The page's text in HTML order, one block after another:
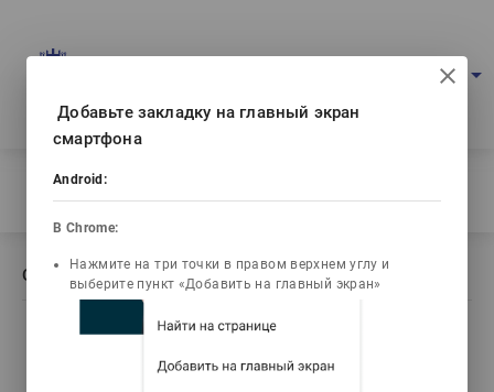
Рус arrow_drop_down
Главная
/
Описание книги Основы теории изучаемого языка
Описание книги Основы теории изучаемого языка
library_books video_library
Добавьте закладку на главный экран
смартфона
Android:
В Chrome:
Нажмите на три точки в правом верхнем углу и
выберите пункт «Добавить на главный экран»